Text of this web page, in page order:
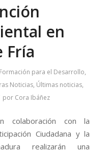
en
Fría
Formación para el Desarrollo,
Noticias, Últimas noticias,
por Cora Ibáñez
colaboración con la
Ciudadana y la
realizarán una